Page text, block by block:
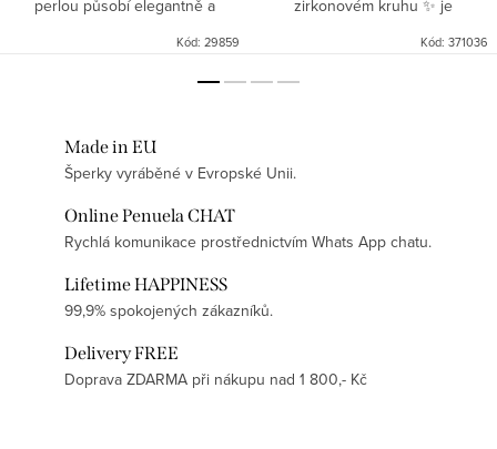
perlou působí elegantně a
jednoduchý tvar s decentním
srdíčkem a vertikálním závěsem,
Kód: 29859
zirkonovém kruhu ✨ je
a elegance. Minimalistický design
působí luxusně a dokonale...
Kód: 371036
Made in EU
Šperky vyráběné v Evropské Unii.
Online Penuela CHAT
Rychlá komunikace prostřednictvím Whats App chatu.
Lifetime HAPPINESS
99,9% spokojených zákazníků.
Delivery FREE
Doprava ZDARMA při nákupu nad 1 800,- Kč